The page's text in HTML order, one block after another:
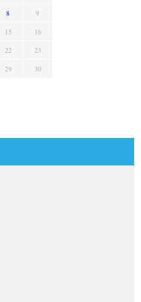
8
9
15
16
22
23
29
30